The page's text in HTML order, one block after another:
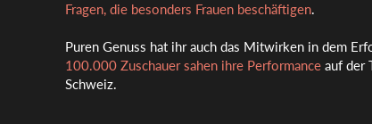
Fragen, die besonders Frauen beschäftigen.
Puren Genuss hat ihr auch das Mitwirken in dem
100.000 Zuschauer sahen ihre Performance auf der
Schweiz.